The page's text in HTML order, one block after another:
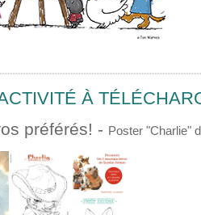
À
préférés! - Poster "Charlie"